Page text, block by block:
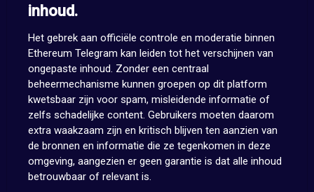
inhoud.
Het gebrek aan officiële controle en moderatie binnen
Ethereum Telegram kan leiden tot het verschijnen van
ongepaste inhoud. Zonder een centraal
beheermechanisme kunnen groepen op dit platform
kwetsbaar zijn voor spam, misleidende informatie of
zelfs schadelijke content. Gebruikers moeten daarom
extra waakzaam zijn en kritisch blijven ten aanzien van
de bronnen en informatie die ze tegenkomen in deze
omgeving, aangezien er geen garantie is dat alle inhoud
betrouwbaar of relevant is.